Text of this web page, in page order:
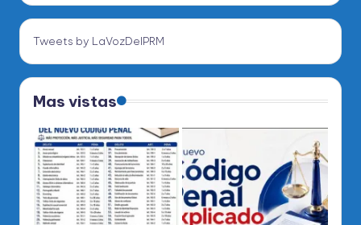
Tweets by LaVozDelPRM
Mas vistas